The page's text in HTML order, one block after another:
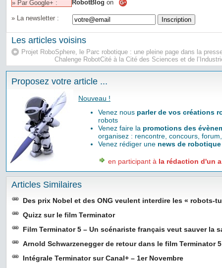
» Par Google+ : RobotBlog on
» La newsletter :
Les articles voisins
Projet RoboSphere, le Parc robotique : une pleine page dans la
Chalenge RobotCité à la Cité des Sciences et de
Proposez votre article ...
Nouveau !
Venez nous parler de vos créations
robots
Venez faire la promotions des
organisez : rencontre, concours,
Venez rédiger une news de robotique
en participant à la rédaction d'un
Articles Similaires
Des prix Nobel et des ONG veulent interdire les « robots-
Quizz sur le film Terminator
Film Terminator 5 – Un scénariste français veut sauver la
Arnold Schwarzenegger de retour dans le film Terminator 5
Intégrale Terminator sur Canal+ – 1er Novembre